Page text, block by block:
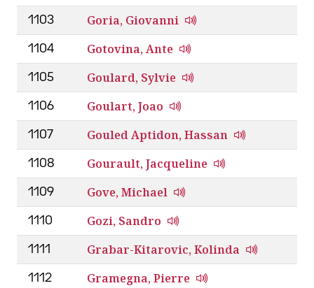
1103 Goria, Giovanni
1104 Gotovina, Ante
1105 Goulard, Sylvie
1106 Goulart, Joao
1107 Gouled Aptidon, Hassan
1108 Gourault, Jacqueline
1109 Gove, Michael
1110 Gozi, Sandro
1111 Grabar-Kitarovic, Kolinda
1112 Gramegna, Pierre